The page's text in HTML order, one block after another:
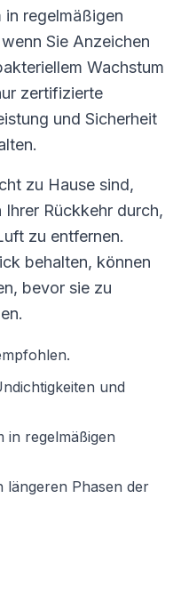
in regelmäßigen
Sie Anzeichen
Wachstum
zertifizierte
und Sicherheit
zu Hause sind,
Rückkehr durch,
zu entfernen.
behalten, können
bevor sie zu
und
in regelmäßigen
längeren Phasen der